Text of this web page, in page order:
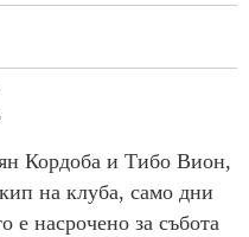
Кордоба и Тибо Вион,
на клуба, само дни
е насрочено за събота